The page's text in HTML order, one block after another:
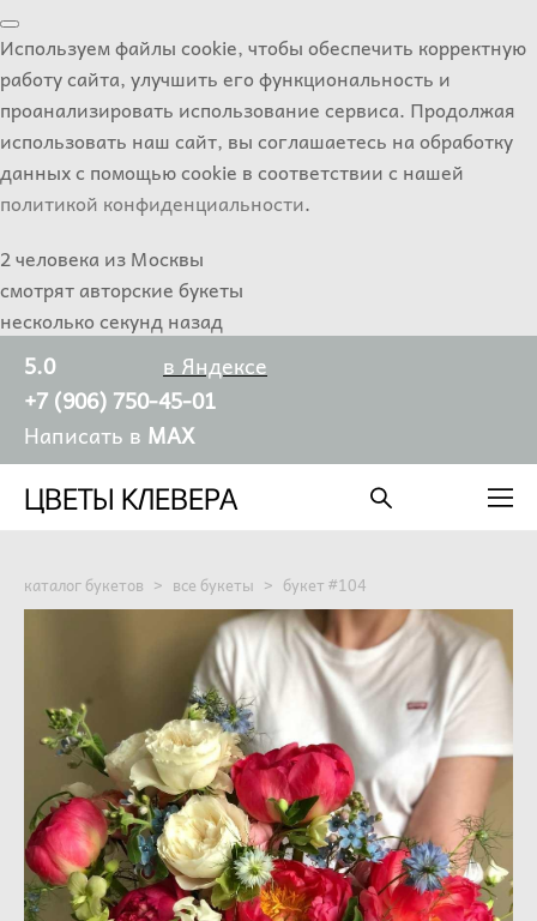
Используем файлы cookie, чтобы обеспечить корректную
работу сайта, улучшить его функциональность и
проанализировать использование сервиса. Продолжая
использовать наш сайт, вы соглашаетесь на обработку
данных с помощью cookie в соответствии с нашей
политикой конфиденциальности.
2 человека из Москвы
смотрят авторские букеты
несколько секунд назад
5.0
в Яндексе
+7 (906) 750-45-01
Написать в MAX
ЦВЕТЫ КЛЕВЕРА
каталог букетов > все букеты > букет #104